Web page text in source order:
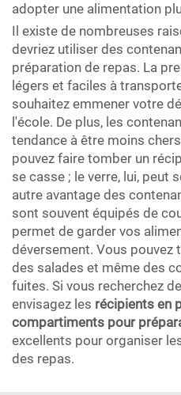
adopter une alimentation
Il existe de nombreuses
devriez utiliser des
préparation de repas. La
légers et faciles à
souhaitez emmener votre
l'école. De plus, les
tendance à être moins
pouvez faire tomber un
se casse ; le verre, lui, peut
autre avantage des
sont souvent équipés de
permet de garder vos
déversement. Vous pouvez
des salades et même des
fuites. Si vous recherchez
envisagez les récipients en
compartiments pour
excellents pour organiser
des repas.